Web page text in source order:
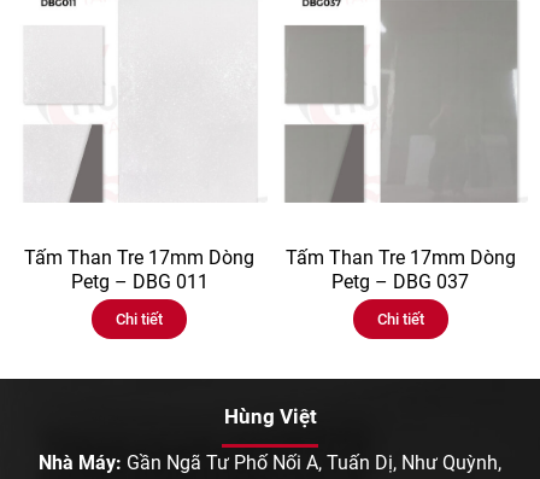
Tấm Than Tre 17mm Dòng
Petg – DBG 011
Chi tiết
Tấm Than Tre 17mm Dòng
Petg – DBG 037
Chi tiết
Hùng Việt
Nhà Máy: Gần Ngã Tư Phố Nối A, Tuấn Dị, Như Quỳnh,